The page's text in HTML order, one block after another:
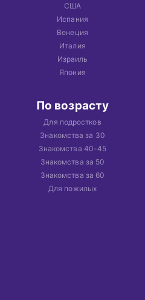
США
Испания
Венеция
Италия
Израиль
Япония
По возрасту
Для подростков
Знакомства за 30
Знакомства 40-45
Знакомства за 50
Знакомства за 60
Для пожилых